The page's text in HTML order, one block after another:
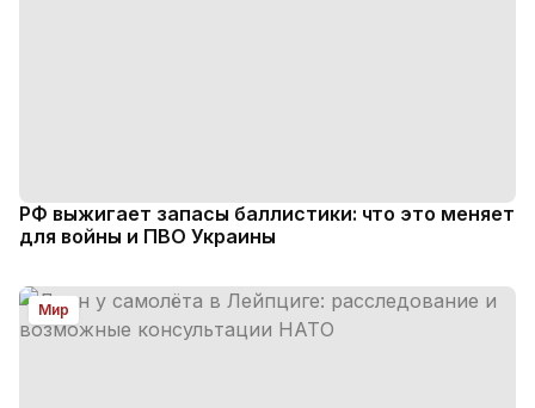
РФ выжигает запасы баллистики: что это меняет
для войны и ПВО Украины
Мир